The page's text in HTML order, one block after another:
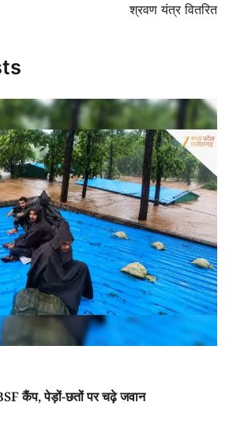
श्रवण यंत्र वितरित
कैंप, पेड़ों-छतों पर चढ़े जवान